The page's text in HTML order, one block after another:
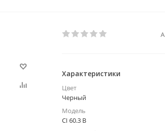
Характеристики
Цвет
Черный
Модель
CI 60.3 B